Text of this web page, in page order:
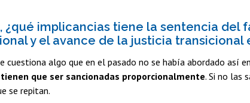
implicancias tiene la sentencia del
y el avance de la justicia transicional
algo que en el pasado no se había abordado así
que ser sancionadas proporcionalmente. Si no las
se repitan.